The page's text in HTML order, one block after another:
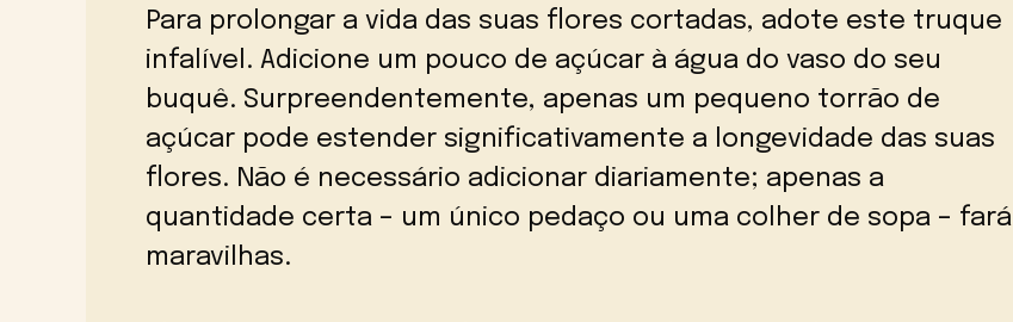
Para prolongar a vida das suas flores cortadas, adote este truque
infalível. Adicione um pouco de açúcar à água do vaso do seu
buquê. Surpreendentemente, apenas um pequeno torrão de
açúcar pode estender significativamente a longevidade das suas
flores. Não é necessário adicionar diariamente; apenas a
quantidade certa – um único pedaço ou uma colher de sopa – fará
maravilhas.